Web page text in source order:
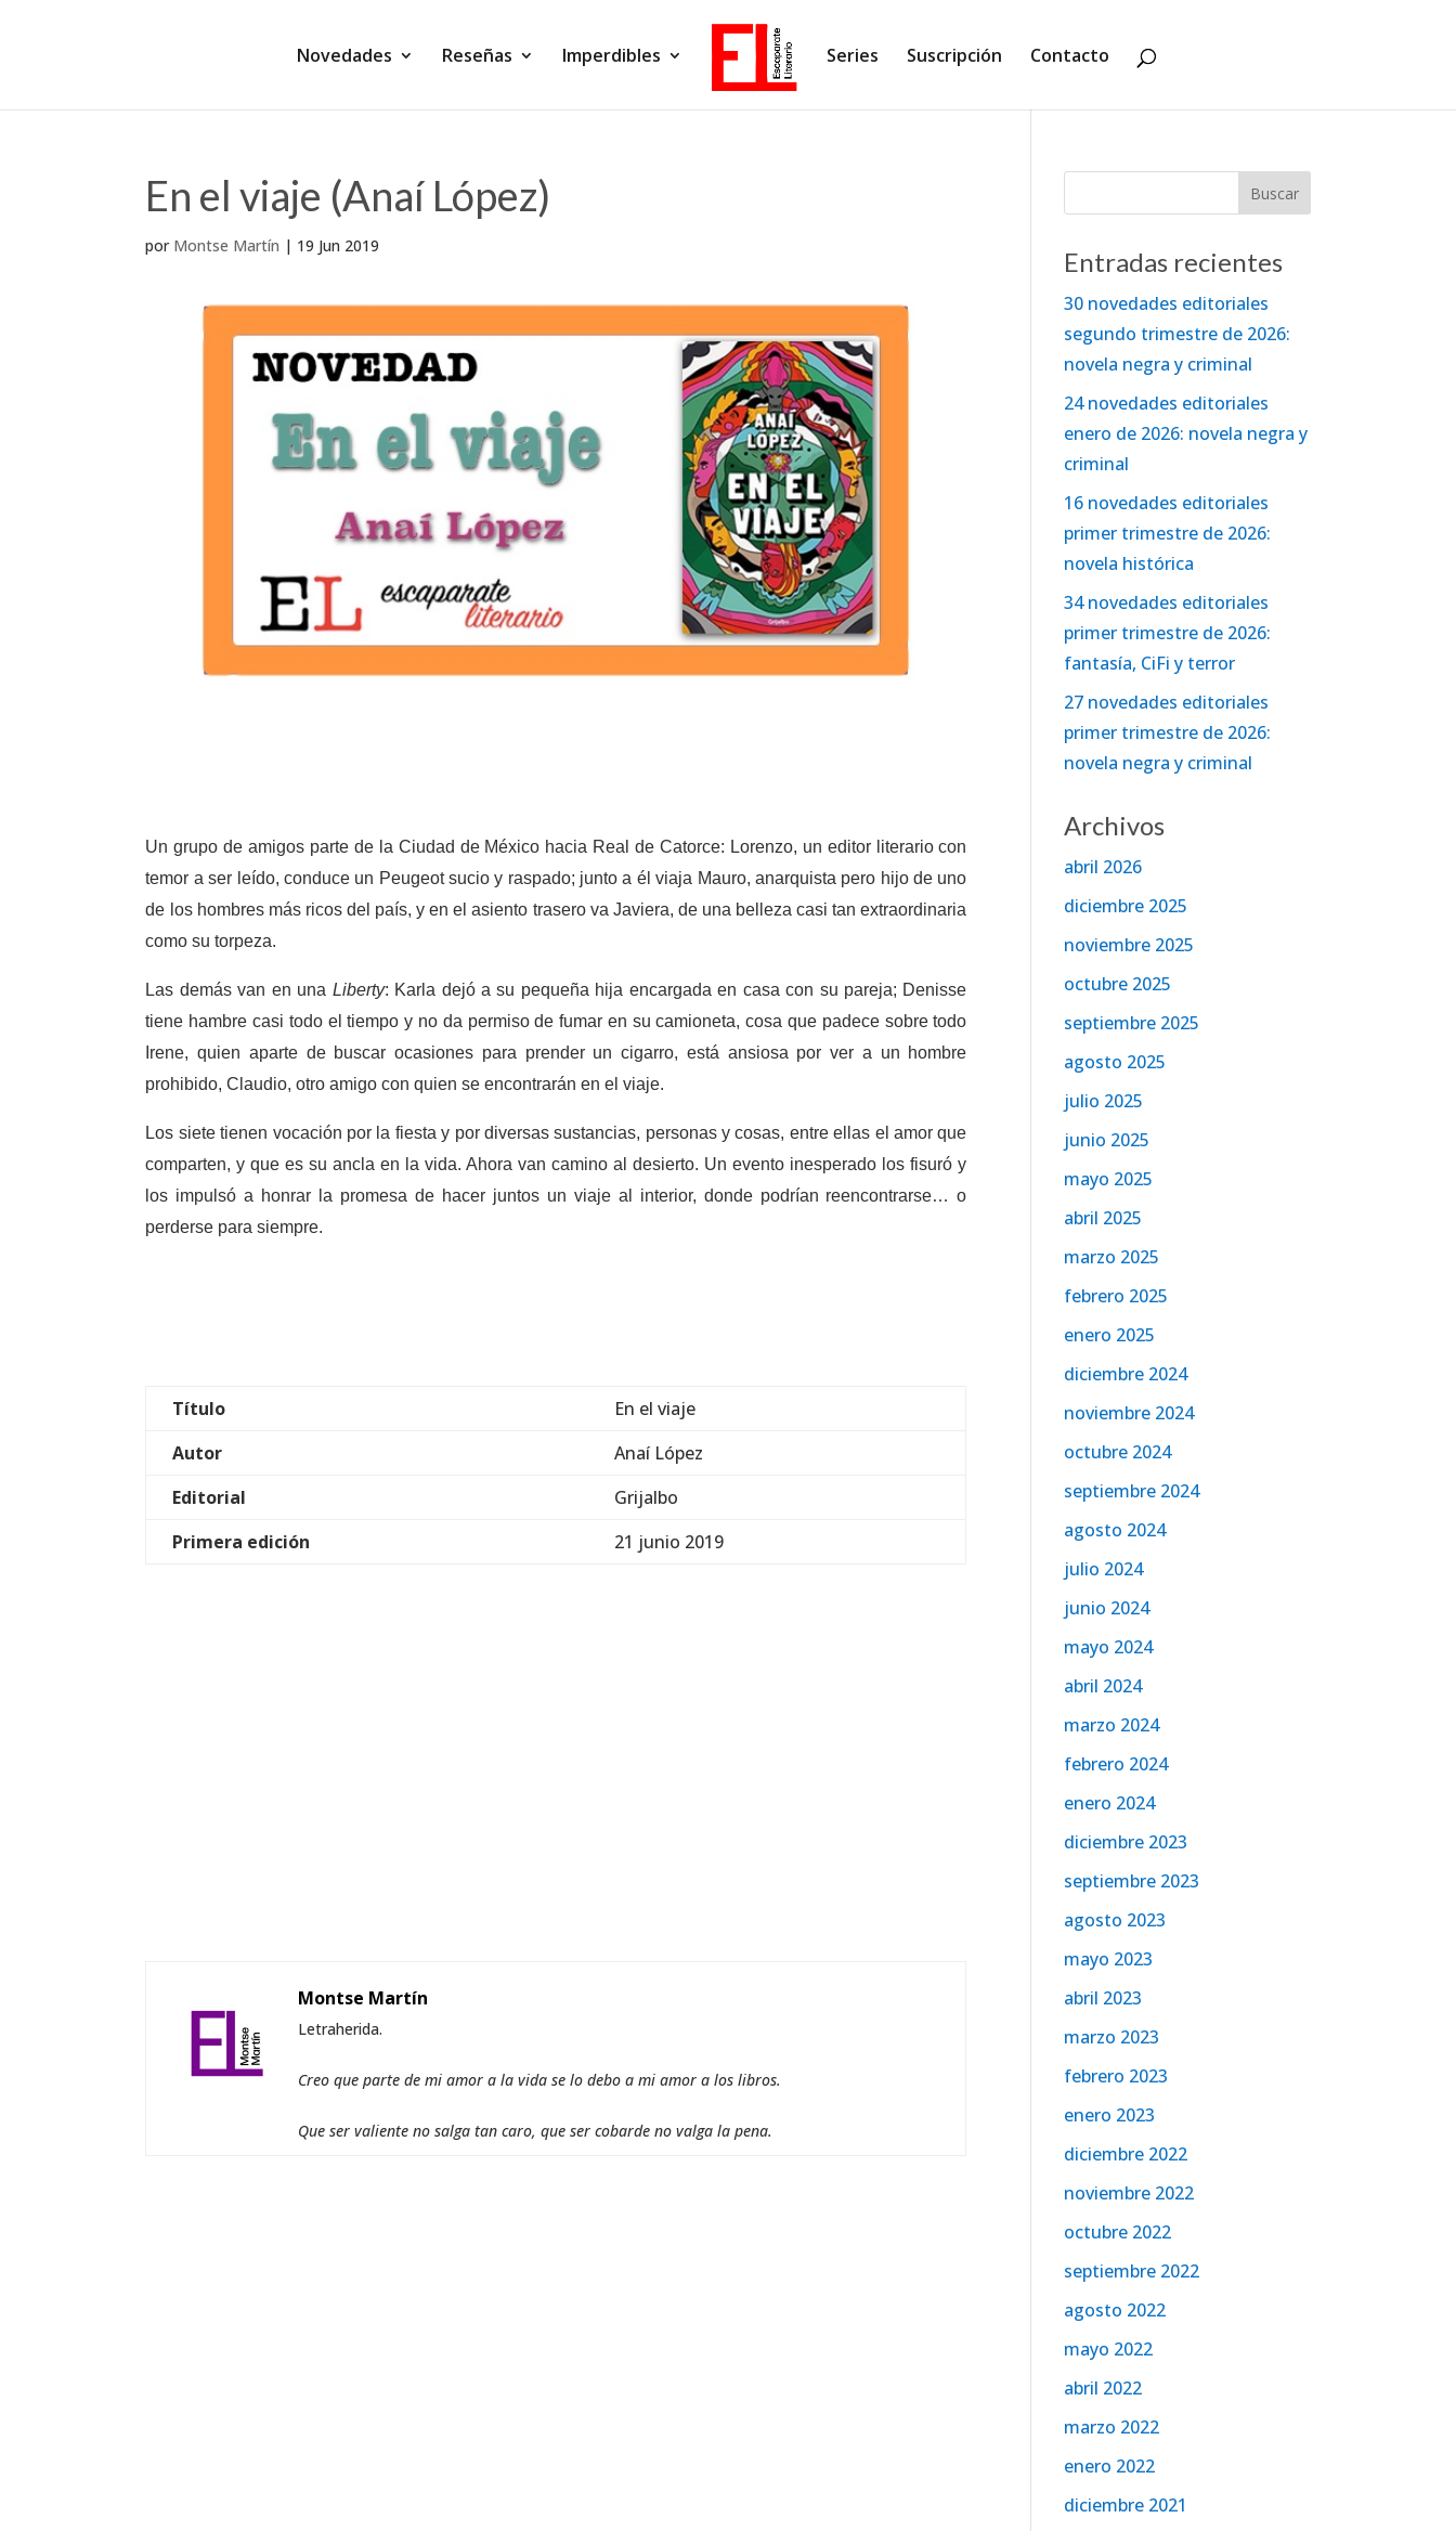
Novedades Reseñas Imperdibles Series Suscripción Contacto
En el viaje (Anaí López)
por Montse Martín | 19 Jun 2019
Un grupo de amigos parte de la Ciudad de México hacia Real de Catorce: Lorenzo, un editor literario con
temor a ser leído, conduce un Peugeot sucio y raspado; junto a él viaja Mauro, anarquista pero hijo de uno
de los hombres más ricos del país, y en el asiento trasero va Javiera, de una belleza casi tan extraordinaria
como su torpeza.
Las demás van en una Liberty: Karla dejó a su pequeña hija encargada en casa con su pareja; Denisse
tiene hambre casi todo el tiempo y no da permiso de fumar en su camioneta, cosa que padece sobre todo
Irene, quien aparte de buscar ocasiones para prender un cigarro, está ansiosa por ver a un hombre
prohibido, Claudio, otro amigo con quien se encontrarán en el viaje.
Los siete tienen vocación por la fiesta y por diversas sustancias, personas y cosas, entre ellas el amor que
comparten, y que es su ancla en la vida. Ahora van camino al desierto. Un evento inesperado los fisuró y
los impulsó a honrar la promesa de hacer juntos un viaje al interior, donde podrían reencontrarse… o
perderse para siempre.
Título
En el viaje
Autor
Anaí López
Editorial
Grijalbo
Primera edición
21 junio 2019
Montse Martín
Letraherida.
Creo que parte de mi amor a la vida se lo debo a mi amor a los libros.
Que ser valiente no salga tan caro, que ser cobarde no valga la pena.
Entradas recientes
30 novedades editoriales
segundo trimestre de 2026:
novela negra y criminal
24 novedades editoriales
enero de 2026: novela negra y
criminal
16 novedades editoriales
primer trimestre de 2026:
novela histórica
34 novedades editoriales
primer trimestre de 2026:
fantasía, CiFi y terror
27 novedades editoriales
primer trimestre de 2026:
novela negra y criminal
Archivos
abril 2026
diciembre 2025
noviembre 2025
octubre 2025
septiembre 2025
agosto 2025
julio 2025
junio 2025
mayo 2025
abril 2025
marzo 2025
febrero 2025
enero 2025
diciembre 2024
noviembre 2024
octubre 2024
septiembre 2024
agosto 2024
julio 2024
junio 2024
mayo 2024
abril 2024
marzo 2024
febrero 2024
enero 2024
diciembre 2023
septiembre 2023
agosto 2023
mayo 2023
abril 2023
marzo 2023
febrero 2023
enero 2023
diciembre 2022
noviembre 2022
octubre 2022
septiembre 2022
agosto 2022
mayo 2022
abril 2022
marzo 2022
enero 2022
diciembre 2021